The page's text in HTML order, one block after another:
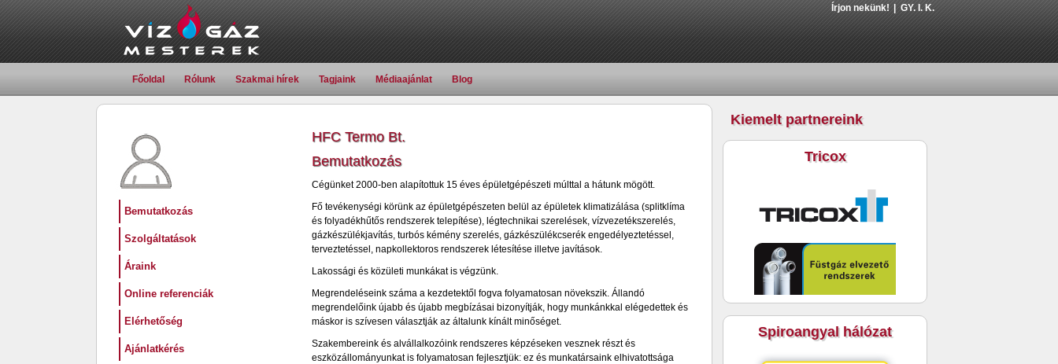
Főoldal Rólunk Szakmai hírek Tagjaink Médiaajánlat Blog
Írjon nekünk! GY. I. K.
Bemutatkozás
Szolgáltatások
Áraink
Online referenciák
Elérhetőség
Ajánlatkérés
HFC Termo Bt.
Bemutatkozás
Cégünket 2000-ben alapítottuk 15 éves épületgépészeti múlttal a hátunk mögött.
Fő tevékenységi körünk az épületgépészeten belül az épületek klimatizálása (splitklíma
és folyadékhűtős rendszerek telepítése), légtechnikai szerelések, vízvezetékszerelés,
gázkészülékjavítás, turbós kémény szerelés, gázkészülékcserék engedélyeztetéssel,
terveztetéssel, napkollektoros rendszerek létesítése illetve javítások.
Lakossági és közületi munkákat is végzünk.
Megrendeléseink száma a kezdetektől fogva folyamatosan növekszik. Állandó
megrendelőink újabb és újabb megbízásai bizonyítják, hogy munkánkkal elégedettek és
máskor is szívesen választják az általunk kínált minőséget.
Szakembereink és alvállalkozóink rendszeres képzéseken vesznek részt és
eszközállományunkat is folyamatosan fejlesztjük: ez és munkatársaink elhivatottsága
Kiemelt partnereink
Tricox
Spiroangyal hálózat